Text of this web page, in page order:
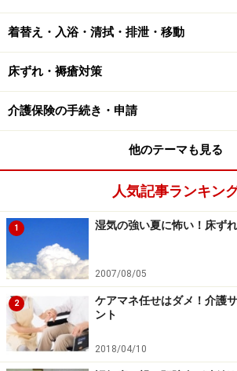
ん）」）や舌も活躍します。このと
の音を口の中で楽しみます（専門用
いしさを「テクスチャー」といいま
んとなく、無意識にやっていること
すれば「噛んでいる」などの感覚を
す。
（5）はいわゆる「ごっく
すが、これは反射的に起こる動作です
で食べ物が飲み込める状態（「食塊（
いいます）になったと脳が判断する
向へ食べ物を押します。このとき、食
いよう、「軟口蓋（なんこうがい）」
る「口蓋帆（こうがいはん）（図に
着替え・入浴・清拭・排泄・移動
床ずれ・褥瘡対策
介護保険の手続き・申請
他のテーマも見る
人気記事ランキン
1 湿気の強い夏に怖い！床ず
2007/08/05
2
ケアマネ任せはダメ！介護
ント
2018/04/10